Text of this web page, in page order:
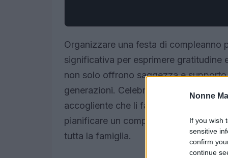
Nonne
If you wish
sensitive
confirm
continue
Organizzare una festa di compleanno
significativa per esprimere gratitudine
non solo offrono saggezza e
generazioni. Celebrarli significa
accogliente che li faccia sentire
pianificare un compleanno che
tutta la famiglia.